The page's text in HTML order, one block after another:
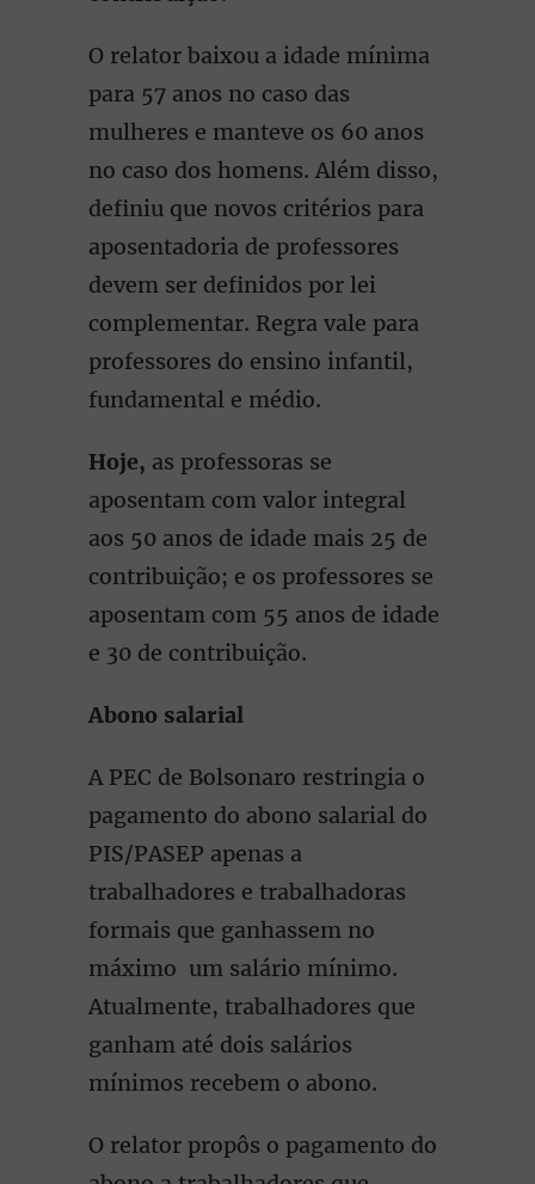
O relator baixou a idade mínima
para 57 anos no caso das
mulheres e manteve os 60 anos
no caso dos homens. Além disso,
definiu que novos critérios para
aposentadoria de professores
devem ser definidos por lei
complementar. Regra vale para
professores do ensino infantil,
fundamental e médio.
Hoje, as professoras se
aposentam com valor integral
aos 50 anos de idade mais 25 de
contribuição; e os professores se
aposentam com 55 anos de idade
e 30 de contribuição.
Abono salarial
A PEC de Bolsonaro restringia o
pagamento do abono salarial do
PIS/PASEP apenas a
trabalhadores e trabalhadoras
formais que ganhassem no
máximo um salário mínimo.
Atualmente, trabalhadores que
ganham até dois salários
mínimos recebem o abono.
O relator propôs o pagamento do